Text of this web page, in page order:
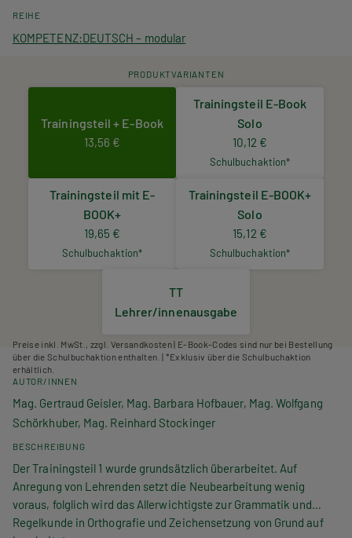
REIHE
KOMPETENZ:DEUTSCH – modular
PRODUKTVARIANTEN
Trainingsteil + E-Book
13,56 €
Trainingsteil E-Book
Solo
10,12 €
Schulbuchaktion*
Trainingsteil mit E-
BOOK+
19,65 €
Schulbuchaktion*
Trainingsteil E-BOOK+
Solo
15,12 €
Schulbuchaktion*
TT
Lehrer/innenausgabe
Preise inkl. MwSt., zzgl. Versandkosten | E-Book-Codes sind nur bei Bestellung
über die Schulbuchaktion enthalten. | *Exklusiv über die Schulbuchaktion
erhältlich.
AUTOR/INNEN
Mag. Gertraud Geisler, Mag. Barbara Hofbauer, Mag. Wolfgang
Schörkhuber, Mag. Reinhard Stockinger
BESCHREIBUNG
Der Trainingsteil 1 wurde grundsätzlich überarbeitet. Auf
Anregung von Lehrenden setzt die Neubearbeitung wenig
voraus, folglich wird das Allerwichtigste zur Grammatik und
Regelkunde in Orthografie und Zeichensetzung von Grund auf